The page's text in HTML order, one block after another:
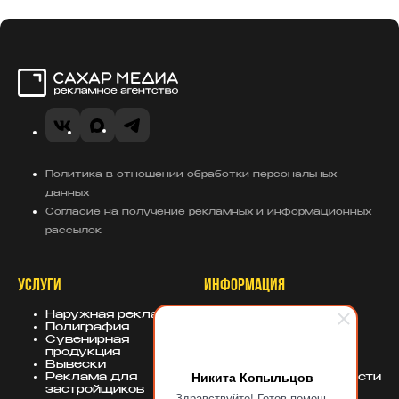
Никита Копыльцов
VK MAXTelegram
Политика в отношении обработки персональных
данных
Согласие на получение рекламных и информационных
рассылок
УСЛУГИ
Наружная реклама
Полиграфия
Сувенирная
продукция
Вывески
Реклама для
застройщиков
ИНФОРМАЦИЯ
конфиденциальности